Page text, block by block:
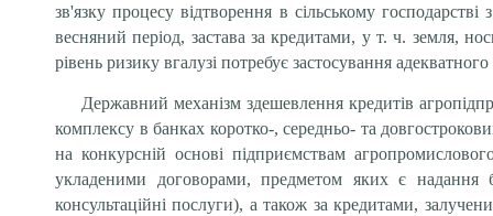
зв'язку процесу відтворення в сільському
весняний період, застава за кредитами, у т. ч. земля,
рівень ризику вгалузі потребує застосування
Державний механізм здешевлення кредитів
комплексу в банках коротко-, середньо- та
на конкурсній основі підприємствам
укладеними договорами, предметом яких є надання
консультаційні послуги), а також за кредитами,